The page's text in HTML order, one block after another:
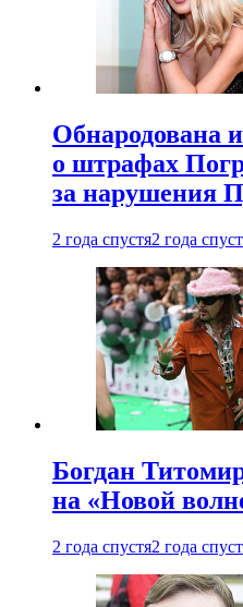
Обнародована
о штрафах
за нарушения
2 года спустя2 года
Богдан
на «Новой
2 года спустя2 года